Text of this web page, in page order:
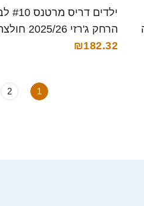
הרחק ג'רזי 2025/26 חולצה קצרה
₪182.32
1
2